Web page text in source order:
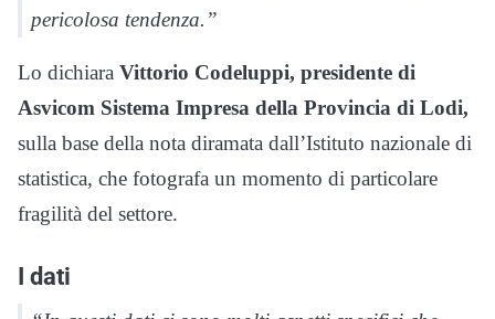
pericolosa tendenza.”
Lo dichiara Vittorio Codeluppi, presidente di
Asvicom Sistema Impresa della Provincia di Lodi,
sulla base della nota diramata dall’Istituto nazionale di
statistica, che fotografa un momento di particolare
fragilità del settore.
I dati